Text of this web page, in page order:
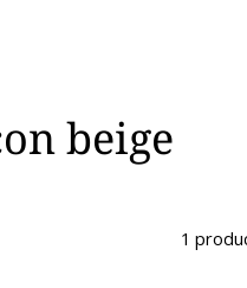
beige
1